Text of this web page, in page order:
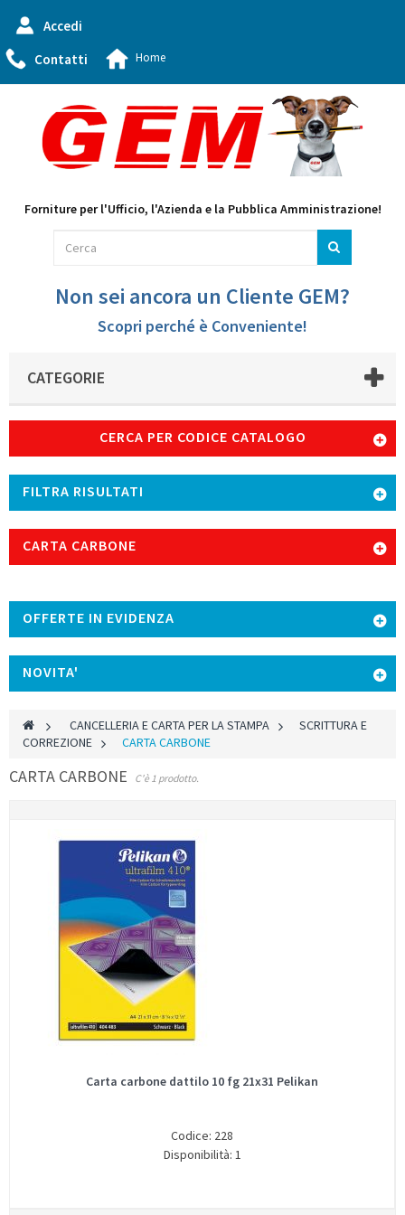
Accedi
Contatti
Home
Forniture per l'Ufficio, l'Azienda e la Pubblica Amministrazione!
Non sei ancora un Cliente GEM?
Scopri perché è Conveniente!
CATEGORIE
CERCA PER CODICE CATALOGO
FILTRA RISULTATI
CARTA CARBONE
OFFERTE IN EVIDENZA
NOVITA'
> CANCELLERIA E CARTA PER LA STAMPA >
SCRITTURA E
CORREZIONE > CARTA CARBONE
CARTA CARBONE C'è 1 prodotto.
Carta carbone dattilo 10 fg 21x31 Pelikan
Codice: 228
Disponibilità: 1